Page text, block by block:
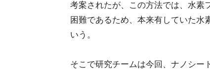
考案されたが、この方法では、水素
困難であるため、本来有していた水
いう。
そこで研究チームは今回、ナノシー